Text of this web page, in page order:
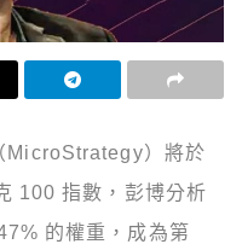
MicroStrategy）將於
100 指數，彭博分析
的權重，成為第